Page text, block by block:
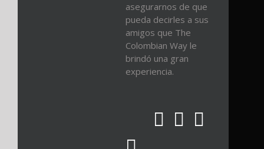
asegurarnos de que
pueda decirles a sus
amigos que The
Colombian Way le
brindó una gran
experiencia.